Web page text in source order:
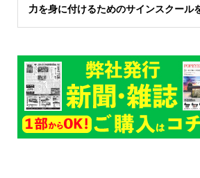
力を身に付けるためのサインスクール